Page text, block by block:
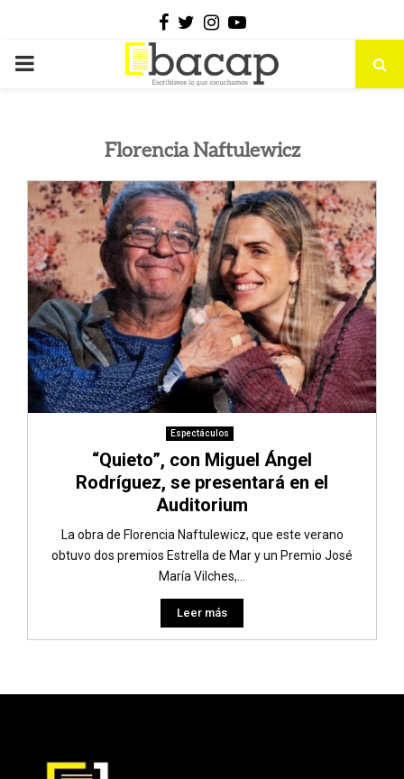
Facebook
Twitter
Instagram
Youtube
PRIMARY
Florencia Naftulewicz
Espectáculos
“Quieto”, con Miguel Ángel
Rodríguez, se presentará en el
Auditorium
La obra de Florencia Naftulewicz, que este verano
obtuvo dos premios Estrella de Mar y un Premio José
María Vilches,...
Leer más